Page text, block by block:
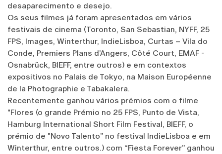
desaparecimento e desejo.
Os seus filmes já foram apresentados em vários
festivais de cinema (Toronto, San Sebastian, NYFF, 25
FPS, Images, Winterthur, IndieLisboa, Curtas – Vila do
Conde, Premiers Plans d’Angers, Côté Court, EMAF -
Osnabrück, BIEFF, entre outros) e em contextos
expositivos no Palais de Tokyo, na Maison Européenne
de la Photographie e Tabakalera.
Recentemente ganhou vários prémios com o filme
"Flores (o grande Prémio no 25 FPS, Punto de Vista,
Hamburg International Short Film Festival, BIEFF, o
prémio de "Novo Talento” no festival IndieLisboa e em
Winterthur, entre outros.) com “Fiesta Forever” ganhou